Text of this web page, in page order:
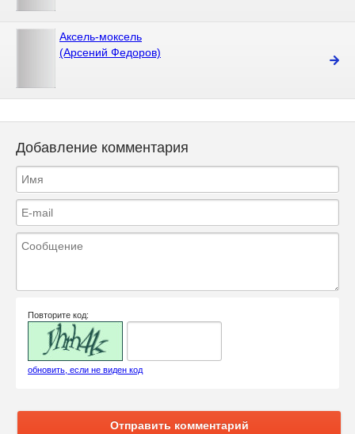
Аксель-моксель
(Арсений Федоров)
Добавление комментария
Повторите код:
обновить, если не виден код
Отправить комментарий